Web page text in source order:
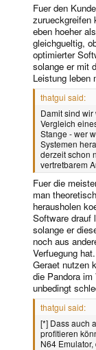
Fuer den
zurueckgreifen
eben hoeher
gleichgueltig,
optimierter
solange er mit
Leistung leben
thatgui said:
Damit sind
Vergleich
Stange - wer
Systemen
derzeit schon
vertretbarem
Fuer die
man
herausholen
Software drauf
solange er
noch aus
Verfuegung
Geraet nutzen
die Pandora
unbedingt
thatgui said:
[*] Dass auch
profitieren
N64